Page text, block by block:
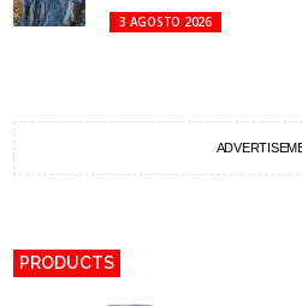
3 AGOSTO 2026
PRODUCTS